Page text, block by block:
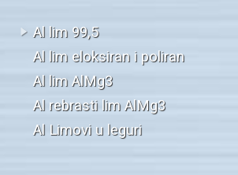
Al lim 99,5
Al lim eloksiran i poliran
Al lim AlMg3
Al rebrasti lim AlMg3
Al Limovi u leguri